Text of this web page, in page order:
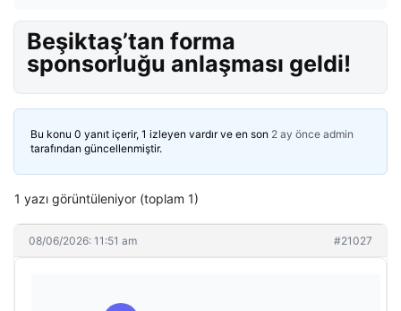
Beşiktaş’tan forma
sponsorluğu anlaşması geldi!
Bu konu 0 yanıt içerir, 1 izleyen vardır ve en son 2 ay önce admin
tarafından güncellenmiştir.
1 yazı görüntüleniyor (toplam 1)
08/06/2026: 11:51 am #21027